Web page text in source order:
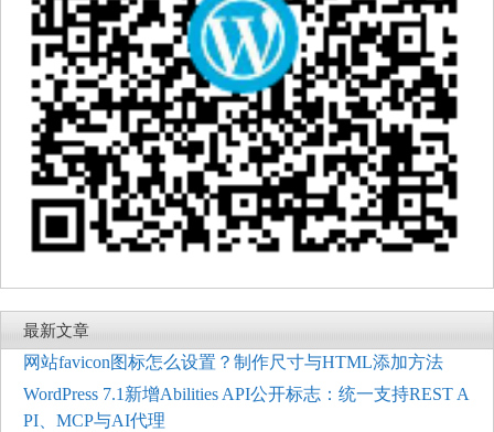
最新文章
网站favicon图标怎么设置？制作尺寸与HTML添加方法
WordPress 7.1新增Abilities API公开标志：统一支持REST A
PI、MCP与AI代理